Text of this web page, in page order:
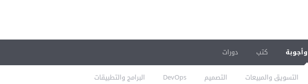
التسويق والمبيعات التصميم DevOps البرامج والتطبيقات
كتب دورات